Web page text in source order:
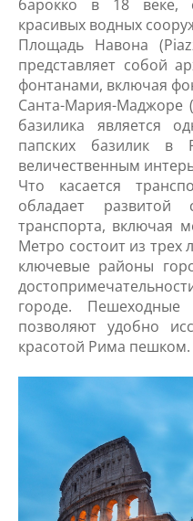
барокко в 18 веке,
красивых водных
Площадь Навона
представляет собой
фонтанами, включая
Санта-Мария-Маджоре
базилика является
папских базилик в
величественным
Что касается
обладает развитой
транспорта, включая
Метро состоит из трех
ключевые районы
городе.
позволяют удобно
красотой Рима пешком.